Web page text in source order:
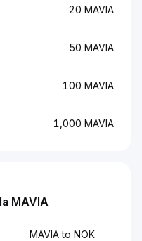
20 MAVIA
50 MAVIA
100 MAVIA
1,000 MAVIA
MAVIA
MAVIA to NOK